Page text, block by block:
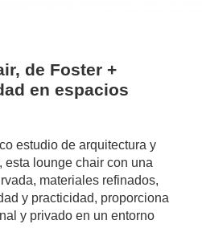
de Foster +
en espacios
estudio de arquitectura y
esta lounge chair con una
materiales refinados,
y practicidad, proporciona
y privado en un entorno